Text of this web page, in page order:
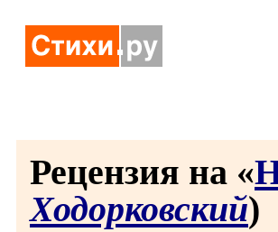
Рецензия на «
Ходорковский)